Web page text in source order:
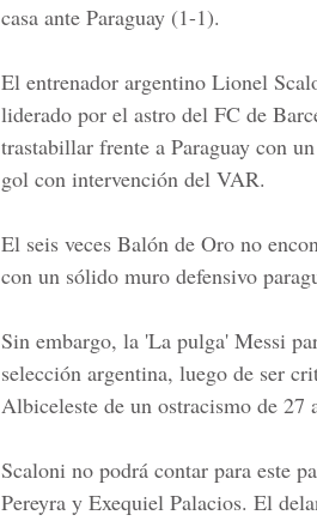
casa ante Paraguay (1-1).
El entrenador argentino Lionel
liderado por el astro del FC de
trastabillar frente a Paraguay con
gol con intervención del VAR.
El seis veces Balón de Oro no
con un sólido muro defensivo
Sin embargo, la 'La pulga' Messi
selección argentina, luego de ser
Albiceleste de un ostracismo de 27
Scaloni no podrá contar para este
Pereyra y Exequiel Palacios. El